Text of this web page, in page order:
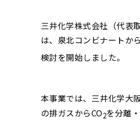
三井化学株式会社（代表
は、泉北コンビナートか
検討を開始しました。
本事業では、三井化学大
の排ガスからCO2を分離